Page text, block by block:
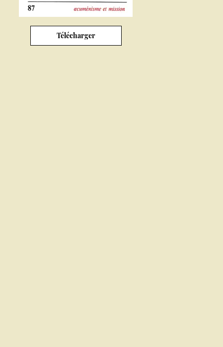
Télécharger